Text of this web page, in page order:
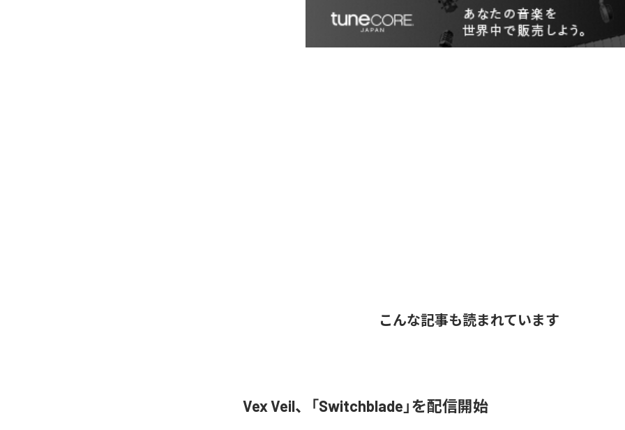
こんな記事も読まれています
Vex Veil、「Switchblade」を配信開始